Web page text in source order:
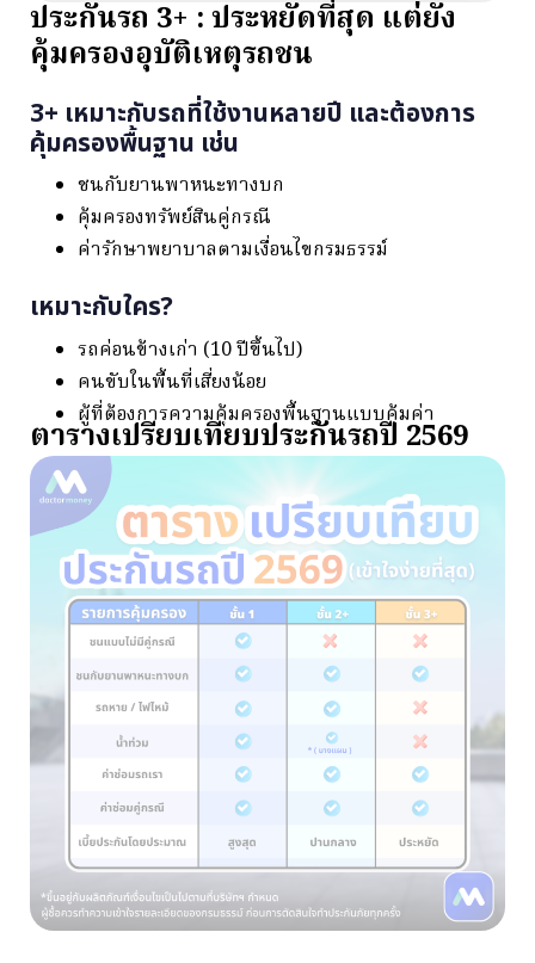
ประกันรถ 3+ : ประหยัดที่สุด แต่ยัง
คุ้มครองอุบัติเหตุรถชน
3+ เหมาะกับรถที่ใช้งานหลายปี และต้องการ
คุ้มครองพื้นฐาน เช่น
ชนกับยานพาหนะทางบก
คุ้มครองทรัพย์สินคู่กรณี
ค่ารักษาพยาบาลตามเงื่อนไขกรมธรรม์
เหมาะกับใคร?
รถค่อนข้างเก่า (10 ปีขึ้นไป)
คนขับในพื้นที่เสี่ยงน้อย
ผู้ที่ต้องการความคุ้มครองพื้นฐานแบบคุ้มค่า
ตารางเปรียบเทียบประกันรถปี 2569